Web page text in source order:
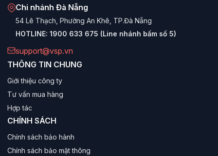
Chi nhánh Đà Nẵng
54 Lê Thạch, Phường An Khê, TP.Đà Nẵng
HOTLINE: 1900 633 675 (Line nhánh bấm số 5)
support@vsp.vn
THÔNG TIN CHUNG
Giới thiệu công ty
Tư vấn mua hàng
Hợp tác
CHÍNH SÁCH
Chính sách bảo hành
Chính sách bảo mật thông